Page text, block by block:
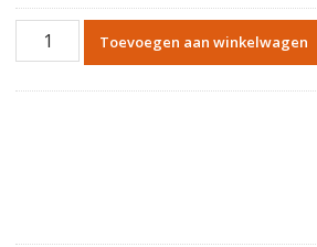
Originele
batterij
Toevoegen aan winkelwagen